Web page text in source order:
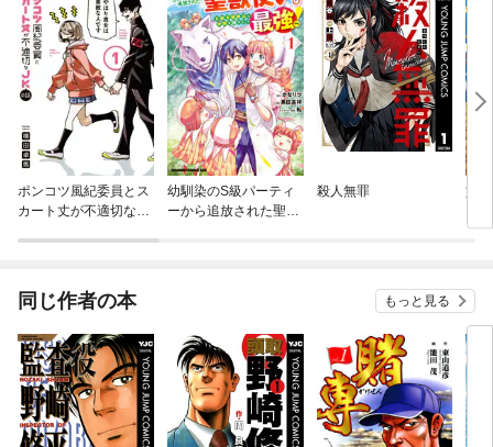
ポンコツ風紀委員とス
カート丈が不適切なＪ
幼馴染のS級パーティ
ーから追放された聖獣
殺人無罪
貸
み
立
最
同じ作者の本 もっと見る